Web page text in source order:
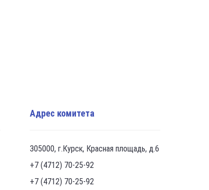
Адрес комитета
305000, г.Курск, Красная площадь, д.6
+7 (4712) 70-25-92
+7 (4712) 70-25-92